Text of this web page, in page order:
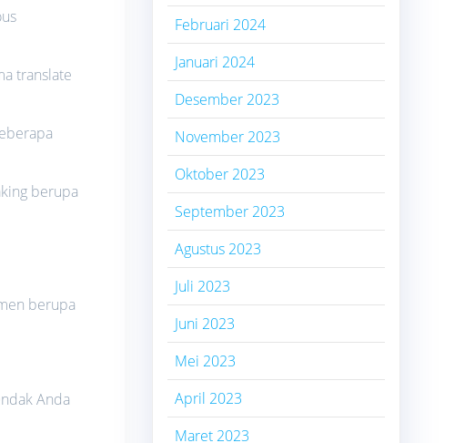
translate
berupa
berupa
Anda
Februari 2024
Januari 2024
Desember 2023
November 2023
Oktober 2023
September 2023
Agustus 2023
Juli 2023
Juni 2023
Mei 2023
April 2023
Maret 2023